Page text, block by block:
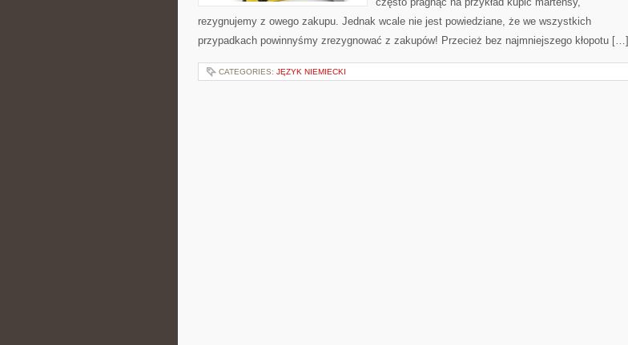
rezygnujemy z owego zakupu. Jednak wcale nie jest powiedziane, że we wszystkich
przypadkach powinnyśmy zrezygnować z zakupów! Przecież bez najmniejszego kłopotu […]
CATEGORIES: JĘZYK NIEMIECKI